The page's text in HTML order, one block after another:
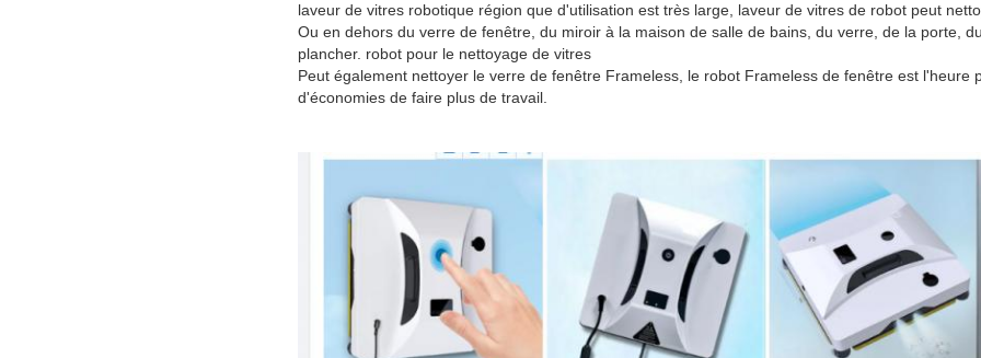
laveur de vitres robotique région que d'utilisation est très large, laveur de vitres de robot peut
Ou en dehors du verre de fenêtre, du miroir à la maison de salle de bains, du verre, de la porte,
plancher. robot pour le nettoyage de vitres
Peut également nettoyer le verre de fenêtre Frameless, le robot Frameless de fenêtre est l'heure
d'économies de faire plus de travail.